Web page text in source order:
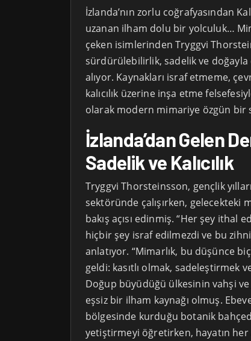
İzlanda’nın zorlu coğrafyasından
uzanan ilham dolu bir yolculuk…
çeken isimlerinden Tryggvi
sürdürülebilirlik, sadelik ve
alıyor. Kaynakları israf etmeme,
kalıcılık üzerine inşa etme
olarak modern mimariye özgün bir
İzlanda’dan Gelen
Sadelik ve Kalıcılık
Tryggvi Thorsteinsson, gençlik
sektöründe çalışırken, gelecekteki
bakış açısı edinmiş. “Her şey ithal
hiçbir şey israf edilmezdi ve bu
anlatıyor. “Mimarlık, bu düşünce
geldi: kasıtlı olmak, sadeleştirmek
Doğup büyüdüğü ülkesinin vahşi
eşsiz bir ilham kaynağı olmuş.
bölgesinde kurduğu botanik
yetiştirmeyi öğretirken, hayatın her